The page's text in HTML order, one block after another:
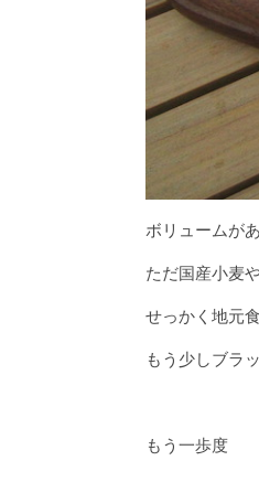
ボリュームが
ただ国産小麦
せっかく地元
もう少しブラ
もう一歩